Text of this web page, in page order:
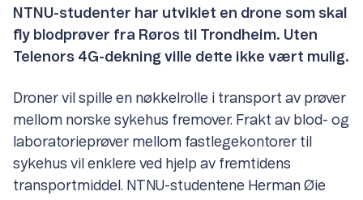
NTNU-studenter har utviklet en drone som skal
fly blodprøver fra Røros til Trondheim. Uten
Telenors 4G-dekning ville dette ikke vært mulig.
Droner vil spille en nøkkelrolle i transport av prøver
mellom norske sykehus fremover. Frakt av blod- og
laboratorieprøver mellom fastlegekontorer til
sykehus vil enklere ved hjelp av fremtidens
transportmiddel. NTNU-studentene Herman Øie